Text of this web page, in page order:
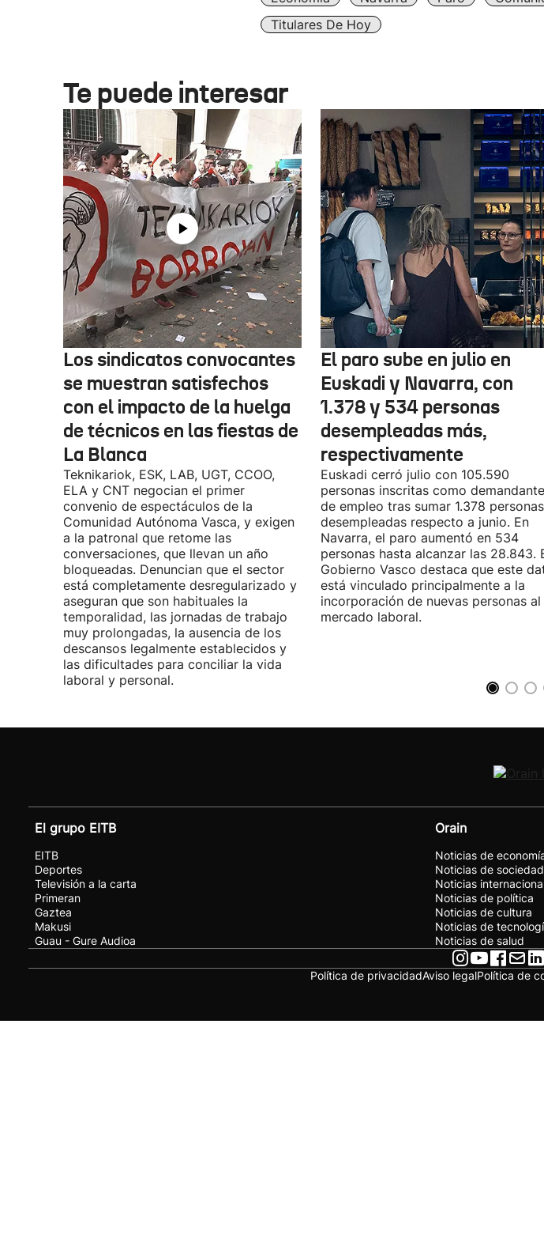
Titulares De Hoy
Te puede interesar
Los sindicatos convocantes
se muestran satisfechos
con el impacto de la huelga
de técnicos en las fiestas de
La Blanca
Teknikariok, ESK, LAB, UGT, CCOO,
ELA y CNT negocian el primer
convenio de espectáculos de la
Comunidad Autónoma Vasca, y exigen
a la patronal que retome las
conversaciones, que llevan un año
bloqueadas. Denuncian que el sector
está completamente desregularizado y
aseguran que son habituales la
temporalidad, las jornadas de trabajo
muy prolongadas, la ausencia de los
descansos legalmente establecidos y
las dificultades para conciliar la vida
laboral y personal.
El paro sube en julio en
Euskadi y Navarra, con
1.378 y 534 personas
desempleadas más,
respectivamente
Euskadi cerró julio con 105.590
personas inscritas como
de empleo tras sumar 1.378 personas
desempleadas respecto a junio. En
Navarra, el paro aumentó en 534
personas hasta alcanzar las 28.843.
Gobierno Vasco destaca que este
está vinculado principalmente a la
incorporación de nuevas personas al
mercado laboral.
El grupo EITB
EITB
Deportes
Televisión a la carta
Primeran
Gaztea
Makusi
Guau - Gure Audioa
Orain
Noticias de
Noticias de sociedad
Noticias
Noticias de política
Noticias de cultura
Noticias de
Noticias de salud
Política de privacidadAviso legalPolítica de